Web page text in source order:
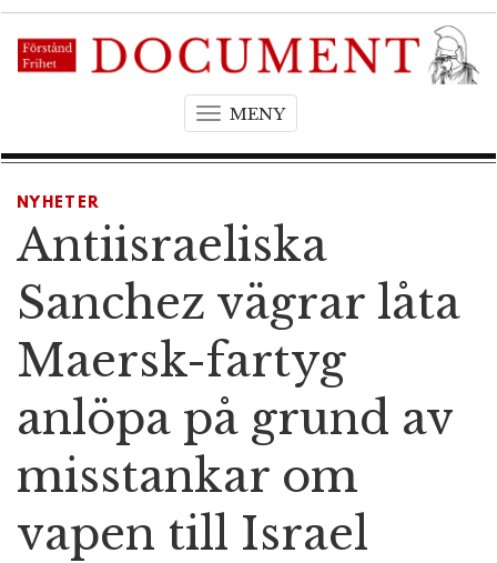
MENYT
g
e
a
v
i
g
a
t
o
NYHETER
Antiisraeliska
Sanchez vägrar låta
Maersk-fartyg
anlöpa på grund av
misstankar om
vapen till Israel